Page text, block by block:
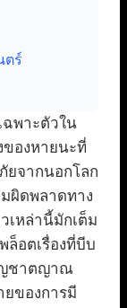
ตร์
พาะตัวใน
ของหายนะที่
ยจากนอกโลก
ผิดพลาดทาง
เหล่านี้มักเต็ม
อตเรื่องที่บีบ
ญชาตญาณ
ยของการมี